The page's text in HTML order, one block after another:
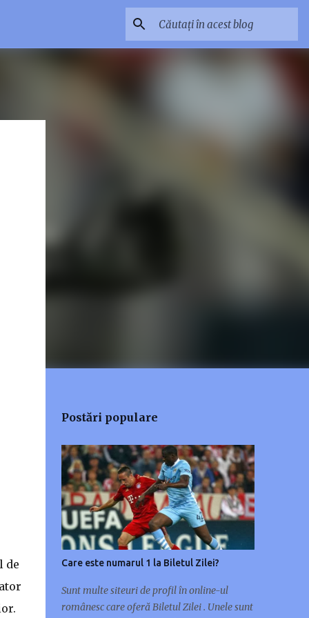
de
Postări populare
Care este numarul 1 la Biletul Zilei?
Sunt multe siteuri de profil în online-ul
românesc care oferă Biletul Zilei . Unele sunt